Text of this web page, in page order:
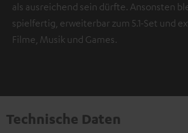
als ausreichend sein dürfte. Ansonsten
spielfertig, erweiterbar zum 5.1-Set und
Filme, Musik und Games.
Technische Daten